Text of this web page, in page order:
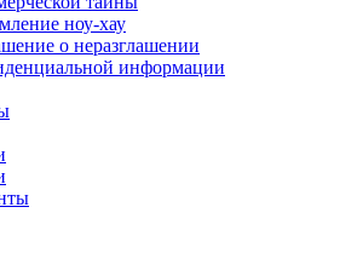
ноу-хау
о неразглашении
информации